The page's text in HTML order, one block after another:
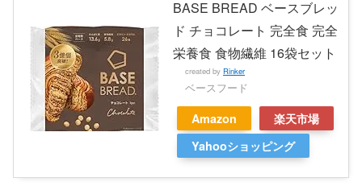
BASE BREAD ベースブレッ
ド チョコレート 完全食 完全
栄養食 食物繊維 16袋セット
created by Rinker
ベースフード
Amazon
楽天市場
Yahooショッピング